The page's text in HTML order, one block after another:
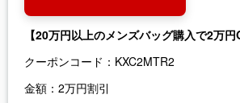
【20万円以上のメンズバッグ購入で2万円
クーポンコード： KXC2MTR2
金額： 2万円割引